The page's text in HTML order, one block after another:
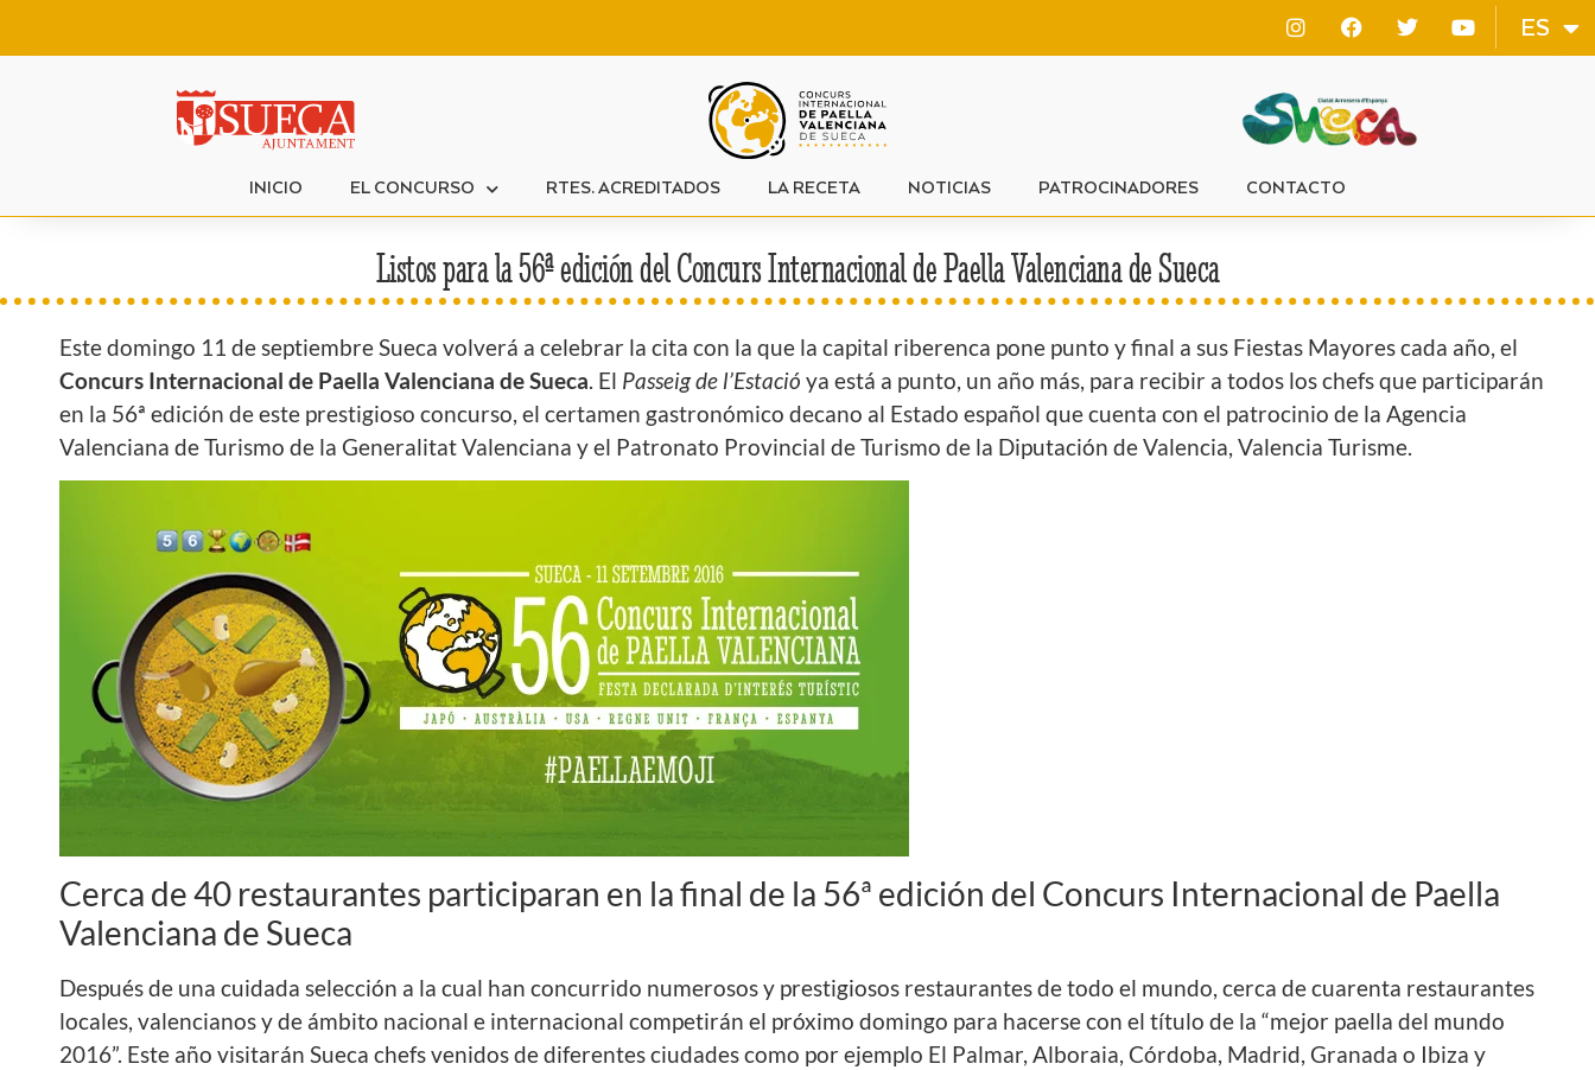
ES
EN
INICIO EL CONCURSO RTES. ACREDITADOS LA RECETA NOTICIAS PATROCINADORES CONTACTO
Listos para la 56ª edición del Concurs Internacional de Paella Valenciana de Sueca
Este domingo 11 de septiembre Sueca volverá a celebrar la cita con la que la capital riberenca pone punto y final a sus Fiestas Mayores cada año, el
Concurs Internacional de Paella Valenciana de Sueca. El Passeig de l’Estació ya está a punto, un año más, para recibir a todos los chefs que participarán
en la 56ª edición de este prestigioso concurso, el certamen gastronómico decano al Estado español que cuenta con el patrocinio de la Agencia
Valenciana de Turismo de la Generalitat Valenciana y el Patronato Provincial de Turismo de la Diputación de Valencia, Valencia Turisme.
Cerca de 40 restaurantes participaran en la final de la 56ª edición del Concurs Internacional de Paella
Valenciana de Sueca
Después de una cuidada selección a la cual han concurrido numerosos y prestigiosos restaurantes de todo el mundo, cerca de cuarenta restaurantes
locales, valencianos y de ámbito nacional e internacional competirán el próximo domingo para hacerse con el título de la “mejor paella del mundo
2016”. Este año visitarán Sueca chefs venidos de diferentes ciudades como por ejemplo El Palmar, Alboraia, Córdoba, Madrid, Granada o Ibiza y